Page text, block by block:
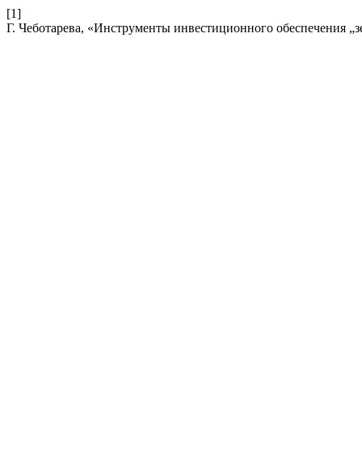
[1]
Г. Чеботарева, «Инструменты инвестиционного обеспечения